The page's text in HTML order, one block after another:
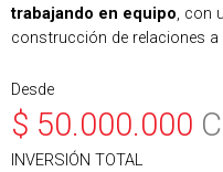
trabajando en equipo , con
construcción de relaciones a
Desde
$ 50.000.000
INVERSIÓN TOTAL